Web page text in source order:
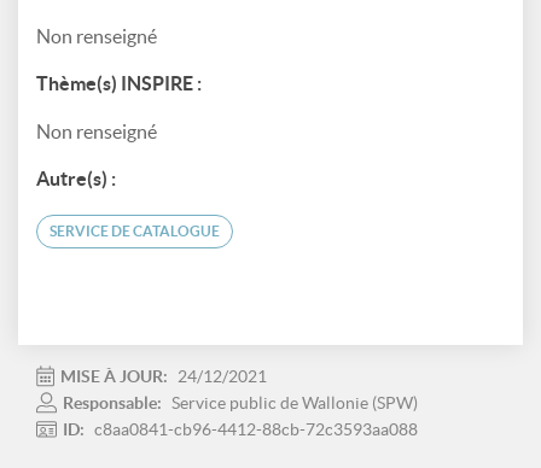
Non renseigné
Thème(s) INSPIRE :
Non renseigné
Autre(s) :
SERVICE DE CATALOGUE
MISE À JOUR:
24/12/2021
Responsable: Service public de Wallonie (SPW)
ID: c8aa0841-cb96-4412-88cb-72c3593aa088